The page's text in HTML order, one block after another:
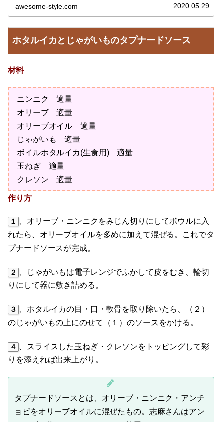
awesome-style.com 2020.05.29
ホタルイカとじゃがいものタプナードソース
材料
ニンニク 適量
オリーブ 適量
オリーブオイル 適量
じゃがいも 適量
ボイルホタルイカ(生食用) 適量
玉ねぎ 適量
クレソン 適量
作り方
１ 、オリーブ・ニンニクをみじん切りにしてボウルに入
れたら、オリーブオイルを多めに加えて混ぜる。これでタ
プナードソースが完成。
２ 、じゃがいもは電子レンジでふかして皮をむき、輪切
りにして器に敷き詰める。
３ 、ホタルイカの目・口・軟骨を取り除いたら、（２）
のじゃがいもの上にのせて（１）のソースをかける。
４ 、スライスした玉ねぎ・クレソンをトッピングして彩
りを添えれば出来上がり。
タプナードソースとは、オリーブ・ニンニク・アンチ
ョビをオリーブオイルに混ぜたもの。志麻さんはアン